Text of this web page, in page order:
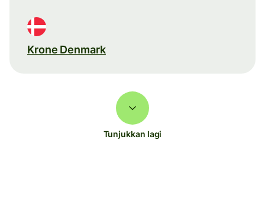
Krone Denmark
Tunjukkan lagi